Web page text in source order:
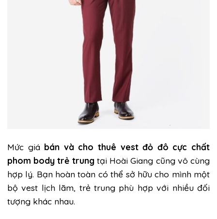
Mức giá bán và cho thuê vest đỏ đô cực chất
phom body trẻ trungtại Hoài Giang cũng vô cùng
hợp lý. Bạn hoàn toàn có thể sở hữu cho mình một
bộ vest lịch lãm, trẻ trung phù hợp với nhiều đối
tượng khác nhau.